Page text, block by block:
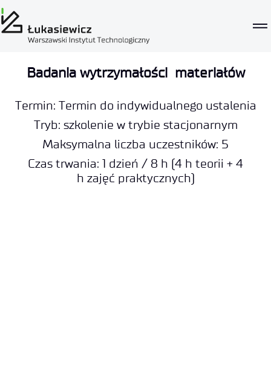
Badania wytrzymałości materiałów
Termin: Termin do indywidualnego ustalenia
Tryb: szkolenie w trybie stacjonarnym
Maksymalna liczba uczestników: 5
Czas trwania: 1 dzień / 8 h (4 h teorii + 4
h zajęć praktycznych)